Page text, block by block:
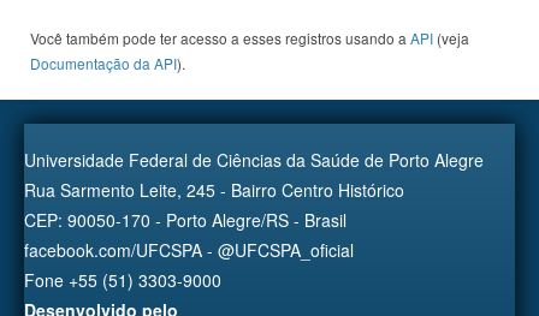
Você também pode ter acesso a esses registros usando a API (veja
Documentação da API).
Universidade Federal de Ciências da Saúde de Porto Alegre
Rua Sarmento Leite, 245 - Bairro Centro Histórico
CEP: 90050-170 - Porto Alegre/RS - Brasil
facebook.com/UFCSPA - @UFCSPA_oficial
Fone +55 (51) 3303-9000
Desenvolvido pelo